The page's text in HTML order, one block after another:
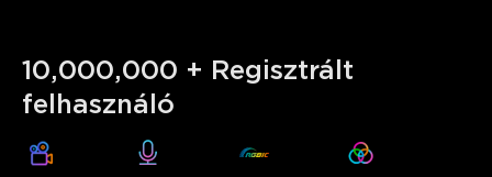
10,000,000 + Regisztrált